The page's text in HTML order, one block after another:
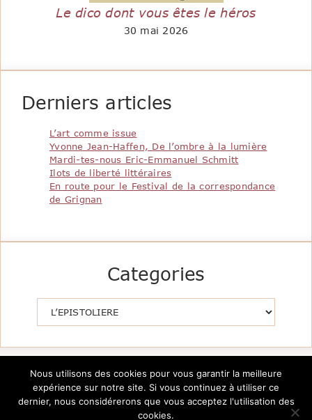
Le dico dont vous êtes le héros
30 mai 2026
Derniers articles
L’art comme issue
Yvonne Jean-Haffen, De l’ombre à la lumière
Mardi-tes-nous Eric-Emmanuel Schmitt
Ilots de liberté littéraires
En route pour le Festival de la correspondance
de Grignan
Categories
Nous utilisons des cookies pour vous garantir la meilleure
expérience sur notre site. Si vous continuez à utiliser ce
dernier, nous considérerons que vous acceptez l'utilisation des
cookies.